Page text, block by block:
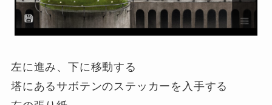
左に進み、下に移動する
塔にあるサボテンのステッカーを入手する